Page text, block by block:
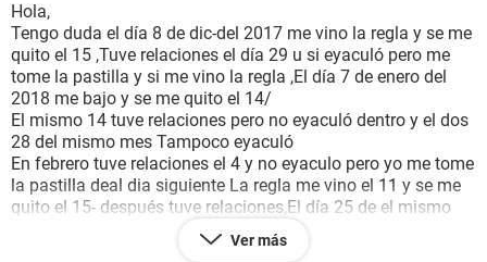
BIENESTAR
SEXUALIDAD
GLOSARIO
Hola,
Tengo duda el día 8 de dic-del 2017 me vino la regla y se me
quito el 15 ,Tuve relaciones el día 29 u si eyaculó pero me
tome la pastilla y si me vino la regla ,El día 7 de enero del
2018 me bajo y se me quito el 14/
El mismo 14 tuve relaciones pero no eyaculó dentro y el dos
28 del mismo mes Tampoco eyaculó
En febrero tuve relaciones el 4 y no eyaculo pero yo me tome
la pastilla deal dia siguiente La regla me vino el 11 y se me
quito el 15- después tuve relaciones,El día 25 de el mismo
mes y tampoco eyaculó dentro
Este mes de marzo tuve relaciones el día 4 y no eyaculó
Ver más